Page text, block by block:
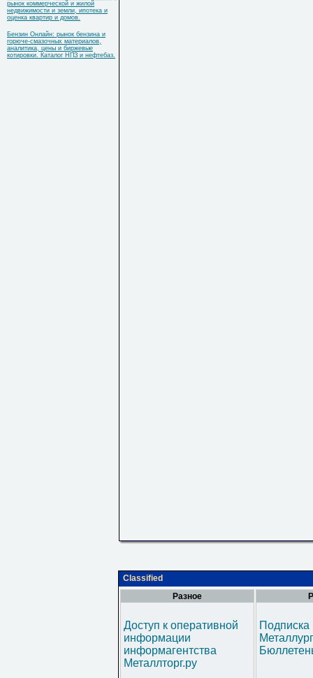
рынок коммерческой и жилой
недвижимости и земли, ипотека и
оценка квартир и домов.
Бензин Онлайн: рынок бензина и
горюче-смазочных материалов,
аналитика, цены и биржевые
котировки. Каталог НПЗ и нефтебаз.
Classified
Разное
Доступ к оперативной
информации
информагентства
Металлторг.ру